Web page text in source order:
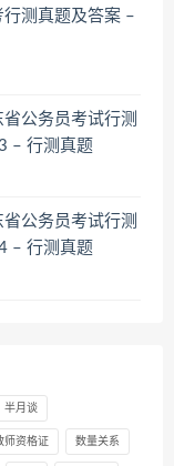
行测真题及答案 –
省公务员考试行测
– 行测真题
省公务员考试行测
– 行测真题
半月谈
师资格证 数量关系